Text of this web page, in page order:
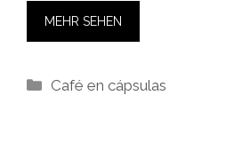
MEHR SEHEN
Kategorien
Café en cápsulas